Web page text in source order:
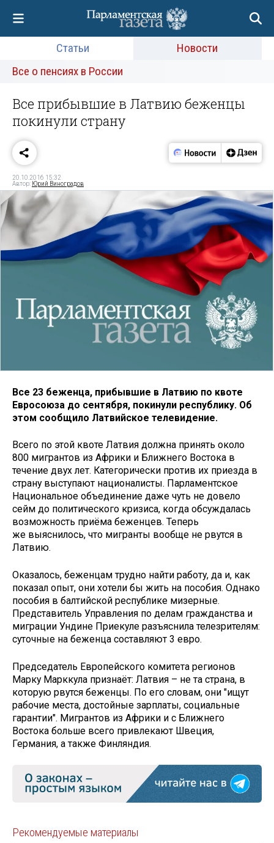
Статьи
Новости
Все о пенсиях в России
Все прибывшие в Латвию беженцы
покинули страну
20.10.2016 15:32
Автор: Юрий Виноградов
Все 23 беженца, прибывшие в Латвию по квоте
Евросоюза до сентября, покинули республику. Об
этом сообщило Латвийское телевидение.
Всего по этой квоте Латвия должна принять около
800 мигрантов из Африки и Ближнего Востока в
течение двух лет. Категорически против их приезда в
страну выступают националисты. Парламентское
Национальное объединение даже чуть не довело
сейм до политического кризиса, когда обсуждалась
возможность приёма беженцев. Теперь
же выяснилось, что мигранты вообще не рвутся в
Латвию.
Оказалось, беженцам трудно найти работу, да и, как
показал опыт, они хотели бы жить на пособия. Однако
пособия в балтийской республике мизерные.
Представитель Управления по делам гражданства и
миграции Ундине Приекуле разъяснила телезрителям:
суточные на беженца составляют 3 евро.
Председатель Европейского комитета регионов
Марку Марккула признаёт: Латвия – не та страна, в
которую рвутся беженцы. По его словам, они "ищут
рабочие места, достойные зарплаты, социальные
гарантии". Мигрантов из Африки и с Ближнего
Востока больше всего привлекают Швеция,
Германия, а также Финляндия.
Рекомендуемые материалы